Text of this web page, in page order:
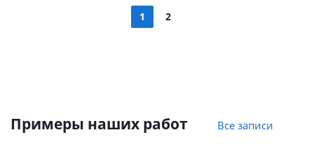
1 2
Примеры наших работ Все записи